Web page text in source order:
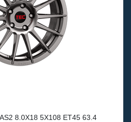
8.0X18 5X108 ET45 63.4